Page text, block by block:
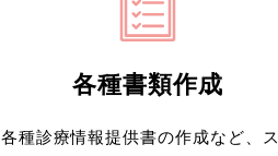
各種書類作成
各種診療情報提供書の作成など、ス